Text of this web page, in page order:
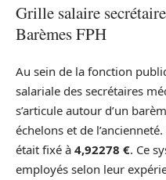
Grille salaire
Barèmes FPH
Au sein de la fonction
salariale des secrétaires
s’articule autour d’un
échelons et de
était fixé à 4,92278 €. Ce
employés selon leur